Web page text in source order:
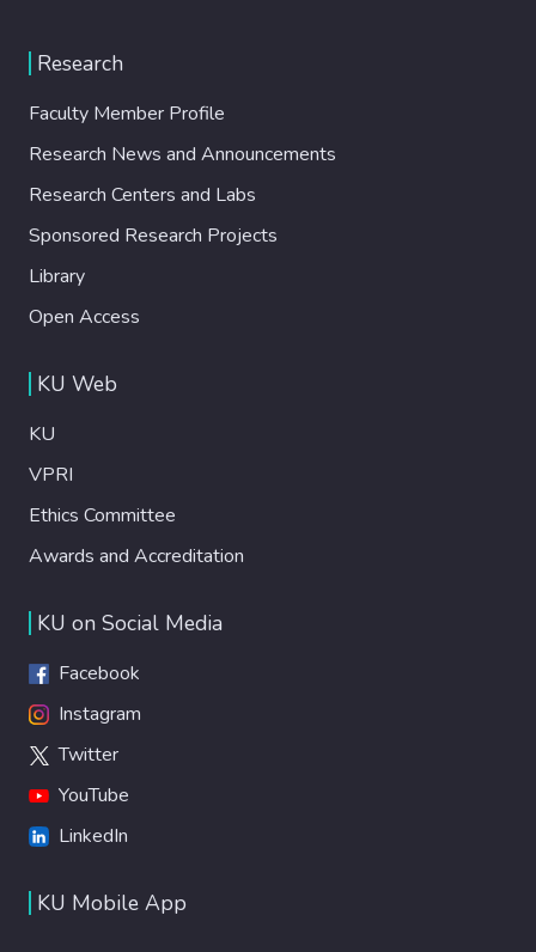
Research
Faculty Member Profile
Research News and Announcements
Research Centers and Labs
Sponsored Research Projects
Library
Open Access
KU Web
KU
VPRI
Ethics Committee
Awards and Accreditation
KU on Social Media
Facebook
Instagram
Twitter
YouTube
LinkedIn
KU Mobile App